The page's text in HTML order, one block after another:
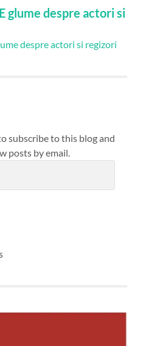
glume despre actori si
subscribe to this blog and
posts by email.